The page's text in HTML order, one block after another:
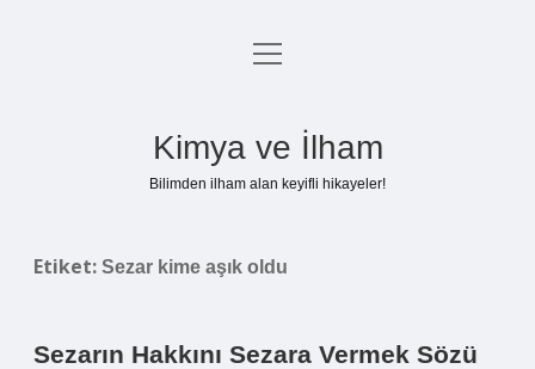
Anasayfa
menüyü
Kimya ve İlham
Bilimden ilham alan keyifli hikayeler!
Etiket: Sezar kime aşık oldu
Sezarın Hakkını Sezara Vermek Sözü